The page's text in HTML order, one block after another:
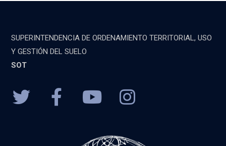
SUPERINTENDENCIA DE ORDENAMIENTO TERRITORIAL, USO
Y GESTIÓN DEL SUELO
SOT